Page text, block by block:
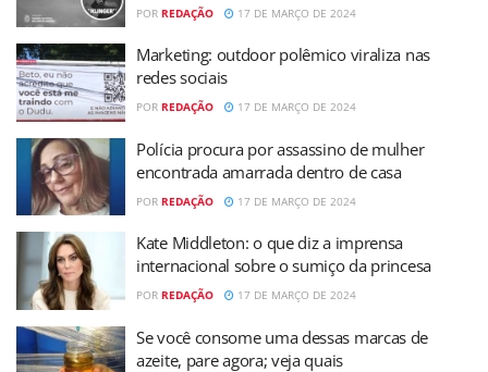
POR REDAÇÃO 17 DE MARÇO DE 2024
Marketing: outdoor polêmico viraliza nas
redes sociais
POR REDAÇÃO 17 DE MARÇO DE 2024
Polícia procura por assassino de mulher
encontrada amarrada dentro de casa
POR REDAÇÃO 17 DE MARÇO DE 2024
Kate Middleton: o que diz a imprensa
internacional sobre o sumiço da princesa
POR REDAÇÃO 17 DE MARÇO DE 2024
Se você consome uma dessas marcas de
azeite, pare agora; veja quais